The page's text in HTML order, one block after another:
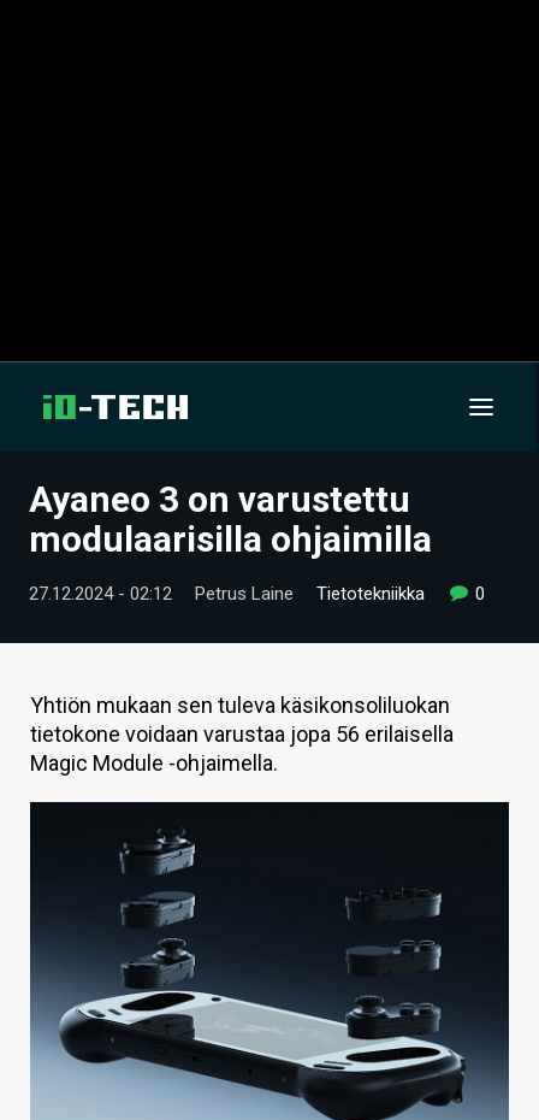
UUTISET
TIETOA
HINTA.FI
VAIHDA TEEMA
HAKU
Ayaneo 3 on varustettu
modulaarisilla ohjaimilla
27.12.2024 - 02:12 Petrus Laine Tietotekniikka 0
Yhtiön mukaan sen tuleva käsikonsoliluokan
tietokone voidaan varustaa jopa 56 erilaisella
Magic Module -ohjaimella.